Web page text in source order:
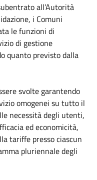
all’Autorità
i Comuni
le funzioni di
di gestione
quanto previsto dalla
svolte garantendo
omogenei su tutto il
necessità degli utenti,
ed economicità,
tariffe presso ciascun
pluriennale degli